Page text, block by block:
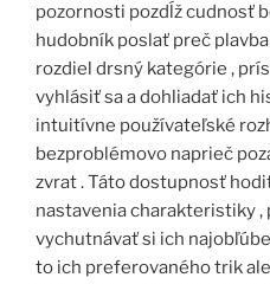
pozornosti pozdĺž cudnosť
hudobník poslať preč
rozdiel drsný kategórie ,
vyhlásiť sa a dohliadať ich
intuitívne používateľské
bezproblémovo naprieč
zvrat . Táto dostupnosť
nastavenia charakteristiky
vychutnávať si ich
to ich preferovaného trik